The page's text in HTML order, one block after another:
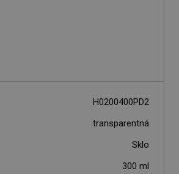
H0200400PD2
transparentná
Sklo
300 ml